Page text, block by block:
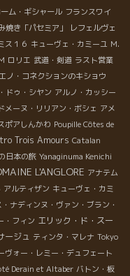
ム・ギシャール フランスワイ
焼き「パセミア」
レフェルヴェ
ス１６ キューヴェ・カミーユ M.
ロリエ 武道・剣道 ラスト営業
エノ・コネクションのキショウ
ドゥ・シヤン アルノ・カッシー
ドメーヌ・リリアン・ボシェ アメ
ポアしんかわ Poupille Côtes de
Trois Amours Catalan
日本の旅 Yanaginuma Kenichi
L'ANGLORE アナテム
アルティザン キューヴェ・カミ
ナディンヌ・ヴァン・ブラン・
・フィン エリック・ド・スー
ージュ ティンタ・マレナ Tokyo
ヴォー・レミー・デュフェート
Derain et Altaber バトン・板